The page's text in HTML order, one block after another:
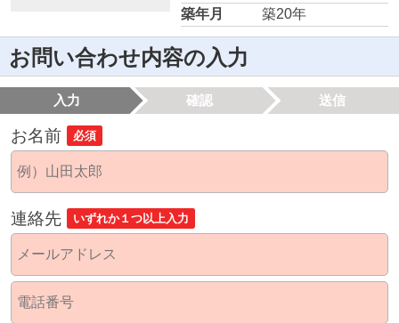
築年月
築20年
お問い合わせ内容の入力
入力 確認 送信
お名前 必須
連絡先 いずれか１つ以上入力